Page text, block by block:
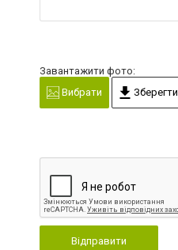
Завантажити фото:
Вибрати
Зберегти
Відправити